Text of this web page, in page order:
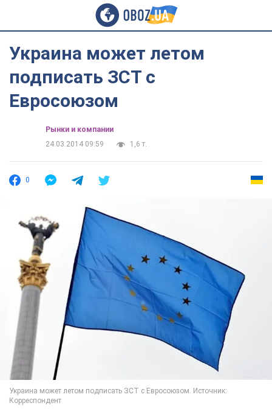
Украина может летом
подписать ЗСТ с
Евросоюзом
Рынки и компании
24.03.2014 09:59
1,6 т.
0